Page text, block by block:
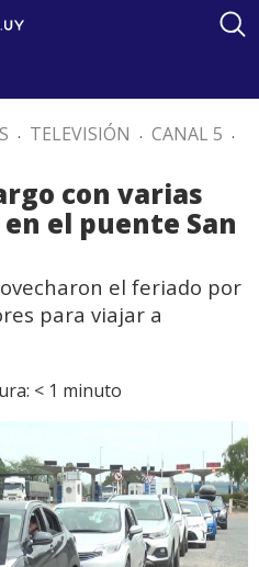
. TELEVISIÓN . CANAL 5 .
con varias
el puente San
el feriado por
para viajar a
< 1 minuto